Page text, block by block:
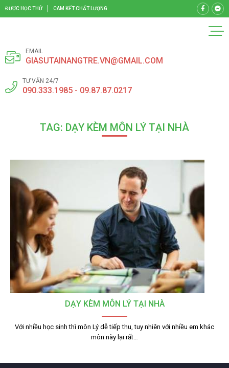
ĐƯỢC HỌC THỬ CAM KẾT CHẤT LƯỢNG
EMAIL
GIASUTAINANGTRE.VN@GMAIL.COM
TƯ VẤN 24/7
090.333.1985 - 09.87.87.0217
TAG: DẠY KÈM MÔN LÝ TẠI NHÀ
DẠY KÈM MÔN LÝ TẠI NHÀ
Với nhiều học sinh thì môn Lý dễ tiếp thu, tuy nhiên với nhiều em khác
môn này lại rất…